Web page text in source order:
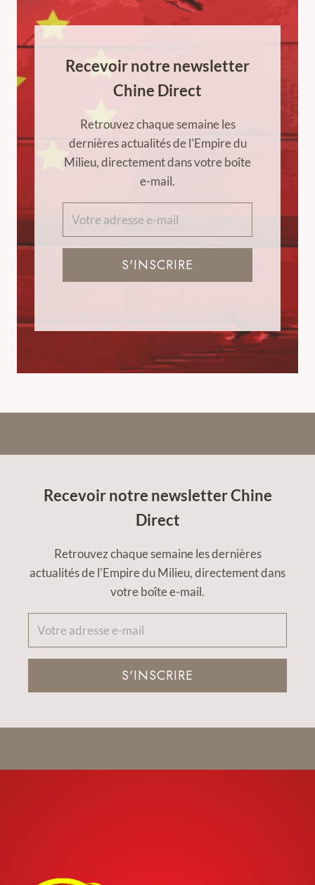
Recevoir notre newsletter
Chine Direct
Retrouvez chaque semaine les
dernières actualités de l'Empire du
Milieu, directement dans votre boîte
e-mail.
S'INSCRIRE
Recevoir notre newsletter Chine
Direct
Retrouvez chaque semaine les dernières
actualités de l'Empire du Milieu, directement dans
votre boîte e-mail.
S'INSCRIRE